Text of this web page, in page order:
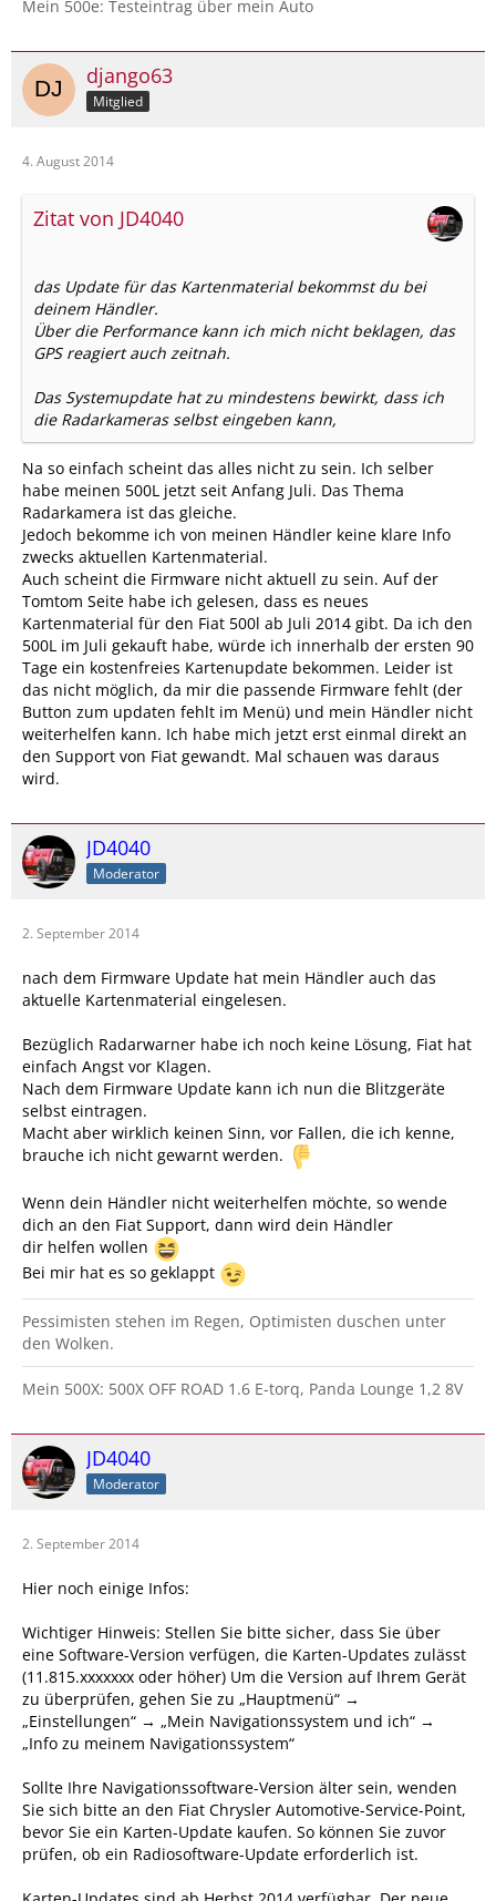
Mein 500e: Testeintrag über mein Auto
django63
Mitglied
4. August 2014
Zitat von JD4040
das Update für das Kartenmaterial bekommst du bei
deinem Händler.
Über die Performance kann ich mich nicht beklagen, das
GPS reagiert auch zeitnah.
Das Systemupdate hat zu mindestens bewirkt, dass ich
die Radarkameras selbst eingeben kann,
Na so einfach scheint das alles nicht zu sein. Ich selber
habe meinen 500L jetzt seit Anfang Juli. Das Thema
Radarkamera ist das gleiche.
Jedoch bekomme ich von meinen Händler keine klare Info
zwecks aktuellen Kartenmaterial.
Auch scheint die Firmware nicht aktuell zu sein. Auf der
Tomtom Seite habe ich gelesen, dass es neues
Kartenmaterial für den Fiat 500l ab Juli 2014 gibt. Da ich den
500L im Juli gekauft habe, würde ich innerhalb der ersten 90
Tage ein kostenfreies Kartenupdate bekommen. Leider ist
das nicht möglich, da mir die passende Firmware fehlt (der
Button zum updaten fehlt im Menü) und mein Händler nicht
weiterhelfen kann. Ich habe mich jetzt erst einmal direkt an
den Support von Fiat gewandt. Mal schauen was daraus
wird.
JD4040
Moderator
2. September 2014
nach dem Firmware Update hat mein Händler auch das
aktuelle Kartenmaterial eingelesen.
Bezüglich Radarwarner habe ich noch keine Lösung, Fiat hat
einfach Angst vor Klagen.
Nach dem Firmware Update kann ich nun die Blitzgeräte
selbst eintragen.
Macht aber wirklich keinen Sinn, vor Fallen, die ich kenne,
brauche ich nicht gewarnt werden.
Wenn dein Händler nicht weiterhelfen möchte, so wende
dich an den Fiat Support, dann wird dein Händler
dir helfen wollen
Bei mir hat es so geklappt
Pessimisten stehen im Regen, Optimisten duschen unter
den Wolken.
Mein 500X: 500X OFF ROAD 1.6 E-torq, Panda Lounge 1,2 8V
JD4040
Moderator
2. September 2014
Hier noch einige Infos:
Wichtiger Hinweis: Stellen Sie bitte sicher, dass Sie über
eine Software-Version verfügen, die Karten-Updates zulässt
(11.815.xxxxxxx oder höher) Um die Version auf Ihrem Gerät
zu überprüfen, gehen Sie zu „Hauptmenü“ →
„Einstellungen“ → „Mein Navigationssystem und ich“ →
„Info zu meinem Navigationssystem“
Sollte Ihre Navigationssoftware-Version älter sein, wenden
Sie sich bitte an den Fiat Chrysler Automotive-Service-Point,
bevor Sie ein Karten-Update kaufen. So können Sie zuvor
prüfen, ob ein Radiosoftware-Update erforderlich ist.